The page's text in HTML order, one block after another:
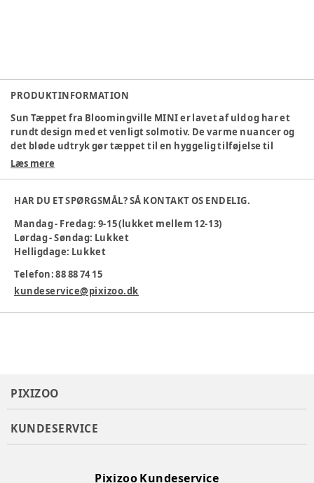
PRODUKTINFORMATION
Sun Tæppet fra Bloomingville MINI er lavet af uld og har et
rundt design med et venligt solmotiv. De varme nuancer og
det bløde udtryk gør tæppet til en hyggelig tilføjelse til
børneværelset. Diameter: 110 cm.
Materiale:Uld
Producent:BLOOMINGVILLE MINI
Varenummer:379461
Læs mere
HAR DU ET SPØRGSMÅL? SÅ KONTAKT OS ENDELIG.
Mandag - Fredag: 9-15 (lukket mellem 12-13)
Lørdag - Søndag: Lukket
Helligdage: Lukket
Telefon: 88 88 74 15
kundeservice@pixizoo.dk
PIXIZOO
KUNDESERVICE
Pixizoo Kundeservice